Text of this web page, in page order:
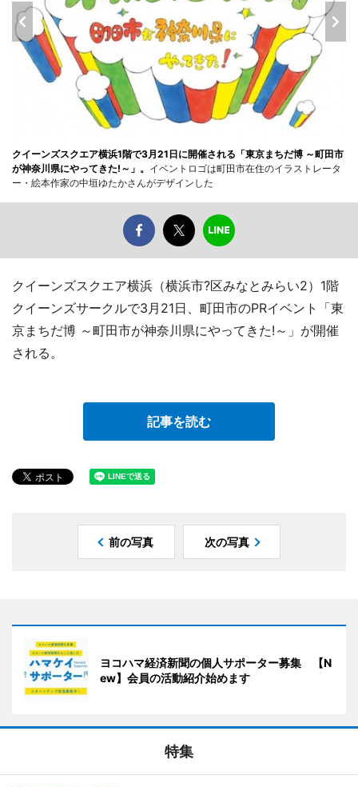
クイーンズスクエア横浜1階で3月21日に開催される「東京まちだ博 ～町田市
が神奈川県にやってきた!～」。 イベントロゴは町田市在住のイラストレータ
ー・絵本作家の中垣ゆたかさんがデザインした
クイーンズスクエア横浜（横浜市?区みなとみらい2）1階
クイーンズサークルで3月21日、町田市のPRイベント「東
京まちだ博 ～町田市が神奈川県にやってきた!～」が開催
される。
記事を読む
前の写真 次の写真
ヨコハマ経済新聞の個人サポーター募集 【N
ew】会員の活動紹介始めます
特集